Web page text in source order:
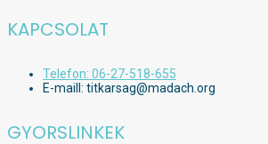
KAPCSOLAT
Telefon: 06-27-518-655
E-maill: titkarsag@madach.org
GYORSLINKEK